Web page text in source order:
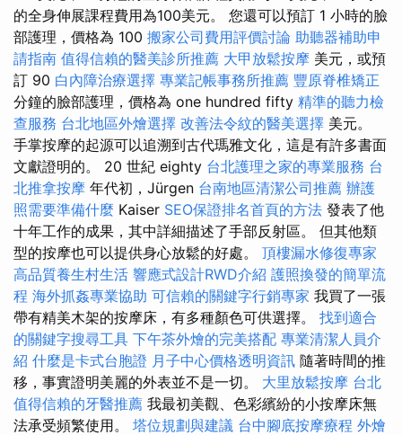
的全身伸展課程費用為100美元。 您還可以預訂 1 小時的臉
部護理，價格為 100 搬家公司費用評價討論 助聽器補助申
請指南 值得信賴的醫美診所推薦 大甲放鬆按摩 美元，或預
訂 90 白內障治療選擇 專業記帳事務所推薦 豐原脊椎矯正
分鐘的臉部護理，價格為 one hundred fifty 精準的聽力檢
查服務 台北地區外燴選擇 改善法令紋的醫美選擇 美元。
手掌按摩的起源可以追溯到古代瑪雅文化，這是有許多書面
文獻證明的。 20 世紀 eighty 台北護理之家的專業服務 台
北推拿按摩 年代初，Jürgen 台南地區清潔公司推薦 辦護
照需要準備什麼 Kaiser SEO保證排名首頁的方法 發表了他
十年工作的成果，其中詳細描述了手部反射區。 但其他類
型的按摩也可以提供身心放鬆的好處。 頂樓漏水修復專家
高品質養生村生活 響應式設計RWD介紹 護照換發的簡單流
程 海外抓姦專業協助 可信賴的關鍵字行銷專家 我買了一張
帶有精美木架的按摩床，有多種顏色可供選擇。 找到適合
的關鍵字搜尋工具 下午茶外燴的完美搭配 專業清潔人員介
紹 什麼是卡式台胞證 月子中心價格透明資訊 隨著時間的推
移，事實證明美麗的外表並不是一切。 大里放鬆按摩 台北
值得信賴的牙醫推薦 我最初美觀、色彩繽紛的小按摩床無
法承受頻繁使用。 塔位規劃與建議 台中腳底按摩療程 外燴